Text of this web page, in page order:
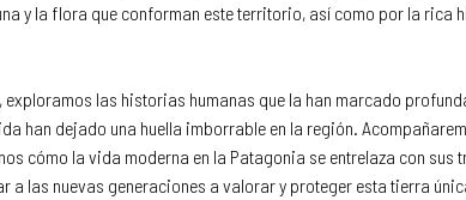
y la flora que conforman este territorio, así como por la
las historias humanas que la han marcado
han dejado una huella imborrable en la región.
cómo la vida moderna en la Patagonia se entrelaza con
las nuevas generaciones a valorar y proteger esta tierra